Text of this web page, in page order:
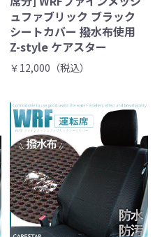
ュファブリック ブラック
シートカバー 撥水布使用
Z-style ケアスター
￥12,000（税込）